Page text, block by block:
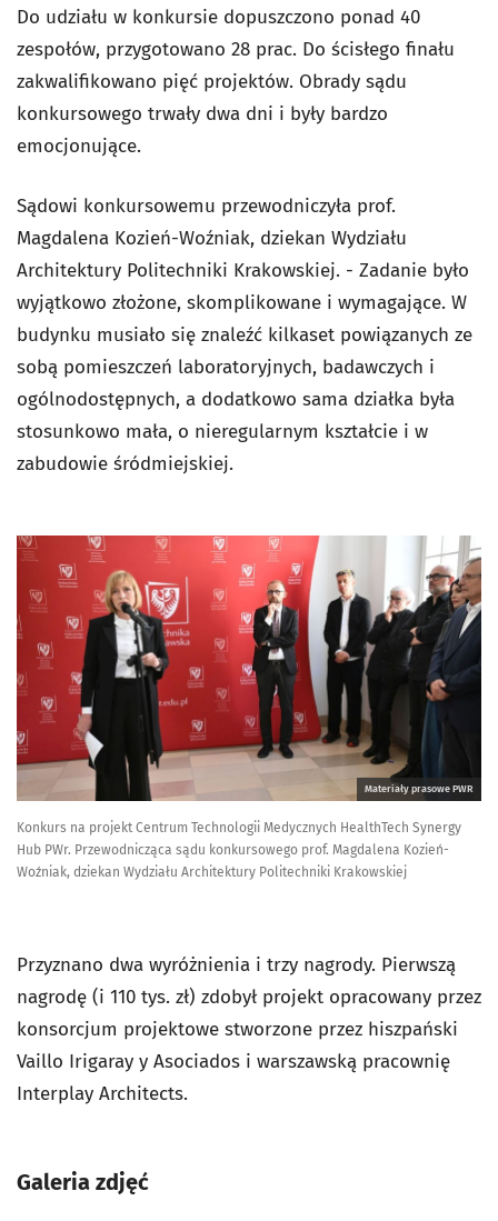
Do udziału w konkursie dopuszczono ponad 40
zespołów, przygotowano 28 prac. Do ścisłego finału
zakwalifikowano pięć projektów. Obrady sądu
konkursowego trwały dwa dni i były bardzo
emocjonujące.
Sądowi konkursowemu przewodniczyła prof.
Magdalena Kozień-Woźniak, dziekan Wydziału
Architektury Politechniki Krakowskiej. - Zadanie było
wyjątkowo złożone, skomplikowane i wymagające. W
budynku musiało się znaleźć kilkaset powiązanych ze
sobą pomieszczeń laboratoryjnych, badawczych i
ogólnodostępnych, a dodatkowo sama działka była
stosunkowo mała, o nieregularnym kształcie i w
zabudowie śródmiejskiej.
Materiały prasowe PWR
Konkurs na projekt Centrum Technologii Medycznych HealthTech Synergy
Hub PWr. Przewodnicząca sądu konkursowego prof. Magdalena Kozień-
Woźniak, dziekan Wydziału Architektury Politechniki Krakowskiej
Przyznano dwa wyróżnienia i trzy nagrody. Pierwszą
nagrodę (i 110 tys. zł) zdobył projekt opracowany przez
konsorcjum projektowe stworzone przez hiszpański
Vaillo Irigaray y Asociados i warszawską pracownię
Interplay Architects.
Galeria zdjęć